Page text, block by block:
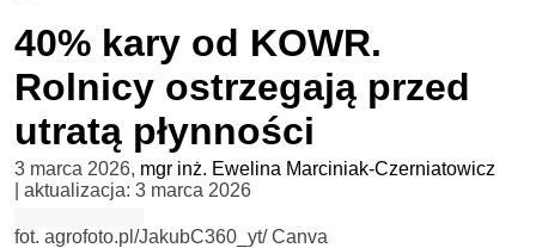
40% kary od KOWR.
Rolnicy ostrzegają przed
utratą płynności
3 marca 2026, mgr inż. Ewelina Marciniak-Czerniatowicz
| aktualizacja: 3 marca 2026
fot. agrofoto.pl/JakubC360_yt/ Canva